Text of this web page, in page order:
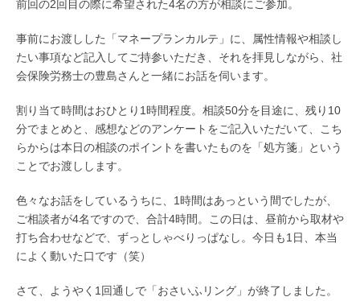
前回の2回目の際に希望された4名の方が相談にご参加。
事前にお渡しした「マネープランカルテ」に、属性情報や相談し
たい事項など記入してご持参いただき、それを拝見しながら、社
会保険労務士の豊島さんと一緒にお話を伺います。
割り当て時間はおひとり1時間程度。相談50分を目途に、残り10
分でまとめと、感想などのアンケートをご記入いただいて、こち
らからは本日の相談のポイントを書いたものを「処方箋」という
ことでお渡しします。
色々なお話をしているうちに、1時間はあっという間でしたが、
ご相談者が4名ですので、合計4時間。この日は、昼前から取材や
打ち合わせなどで、ずっとしゃべりっぱなし。今日も1日、本当
によく動いた口です（笑）
さて、ようやく1回通しで「おさいふリング」が終了しました。